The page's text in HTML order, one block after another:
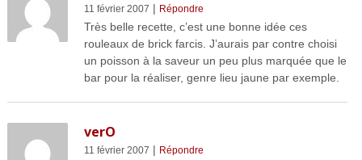
11 février 2007 | Répondre
Très belle recette, c’est une bonne idée ces
rouleaux de brick farcis. J’aurais par contre choisi
un poisson à la saveur un peu plus marquée que le
bar pour la réaliser, genre lieu jaune par exemple.
verO
11 février 2007 | Répondre